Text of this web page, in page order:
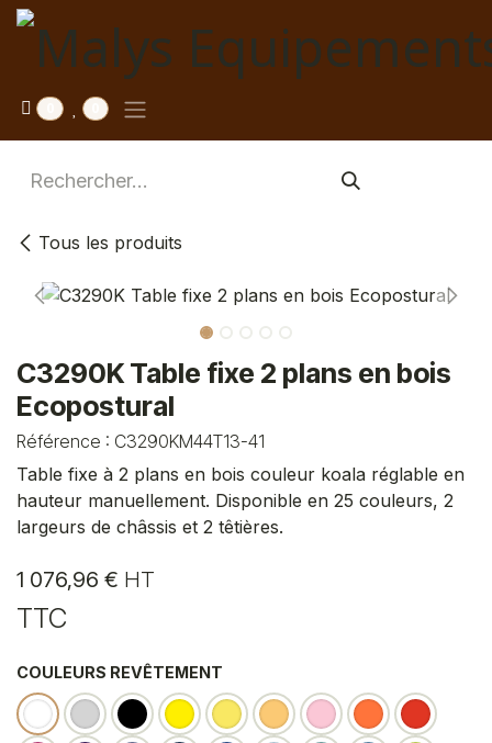
Se rendre au contenu
Tous les produits
C3290K Table fixe 2 plans en bois
Ecopostural
Référence : C3290KM44T13-41
Table fixe à 2 plans en bois couleur koala réglable en
hauteur manuellement. Disponible en 25 couleurs, 2
largeurs de châssis et 2 têtières.
1 076,96 € HT
TTC
COULEURS REVÊTEMENT